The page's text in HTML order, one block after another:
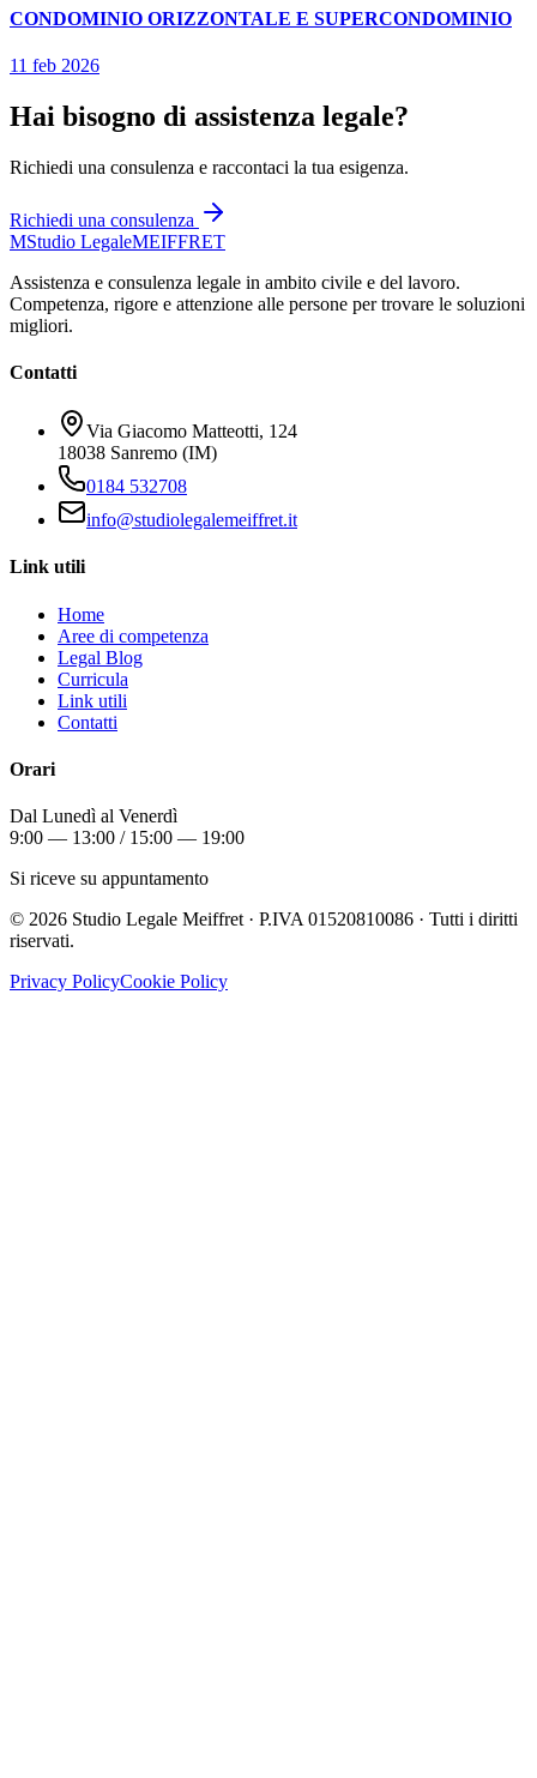
CONDOMINIO ORIZZONTALE E SUPERCONDOMINIO
11 feb 2026
Hai bisogno di assistenza legale?
Richiedi una consulenza e raccontaci la tua esigenza.
Richiedi una consulenza
MStudio LegaleMEIFFRET
Assistenza e consulenza legale in ambito civile e del lavoro.
Competenza, rigore e attenzione alle persone per trovare le soluzioni
migliori.
Contatti
Via Giacomo Matteotti, 124
18038 Sanremo (IM)
0184 532708
info@studiolegalemeiffret.it
Link utili
Home
Aree di competenza
Legal Blog
Curricula
Link utili
Contatti
Orari
Dal Lunedì al Venerdì
9:00 — 13:00 / 15:00 — 19:00
Si riceve su appuntamento
© 2026 Studio Legale Meiffret · P.IVA 01520810086 · Tutti i diritti
riservati.
Privacy PolicyCookie Policy